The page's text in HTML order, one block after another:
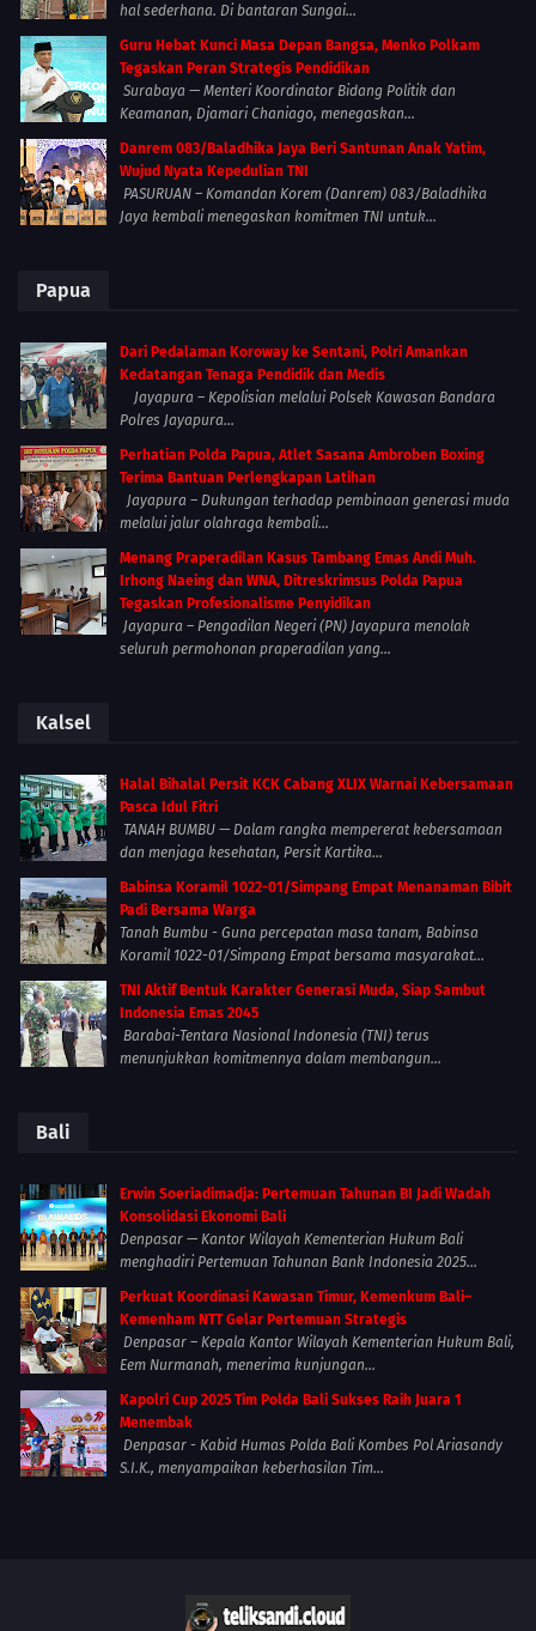
hal sederhana. Di bantaran Sungai...
Guru Hebat Kunci Masa Depan Bangsa, Menko Polkam
Tegaskan Peran Strategis Pendidikan
Surabaya — Menteri Koordinator Bidang Politik dan
Keamanan, Djamari Chaniago, menegaskan...
Danrem 083/Baladhika Jaya Beri Santunan Anak Yatim,
Wujud Nyata Kepedulian TNI
PASURUAN – Komandan Korem (Danrem) 083/Baladhika
Jaya kembali menegaskan komitmen TNI untuk...
Papua
Dari Pedalaman Koroway ke Sentani, Polri Amankan
Kedatangan Tenaga Pendidik dan Medis
Jayapura – Kepolisian melalui Polsek Kawasan Bandara
Polres Jayapura...
Perhatian Polda Papua, Atlet Sasana Ambroben Boxing
Terima Bantuan Perlengkapan Latihan
Jayapura – Dukungan terhadap pembinaan generasi muda
melalui jalur olahraga kembali...
Menang Praperadilan Kasus Tambang Emas Andi Muh.
Irhong Naeing dan WNA, Ditreskrimsus Polda Papua
Tegaskan Profesionalisme Penyidikan
Jayapura – Pengadilan Negeri (PN) Jayapura menolak
seluruh permohonan praperadilan yang...
Kalsel
Halal Bihalal Persit KCK Cabang XLIX Warnai Kebersamaan
Pasca Idul Fitri
TANAH BUMBU — Dalam rangka mempererat kebersamaan
dan menjaga kesehatan, Persit Kartika...
Babinsa Koramil 1022-01/Simpang Empat Menanaman Bibit
Padi Bersama Warga
Tanah Bumbu - Guna percepatan masa tanam, Babinsa
Koramil 1022-01/Simpang Empat bersama masyarakat...
TNI Aktif Bentuk Karakter Generasi Muda, Siap Sambut
Indonesia Emas 2045
Barabai-Tentara Nasional Indonesia (TNI) terus
menunjukkan komitmennya dalam membangun...
Bali
Erwin Soeriadimadja: Pertemuan Tahunan BI Jadi Wadah
Konsolidasi Ekonomi Bali
Denpasar — Kantor Wilayah Kementerian Hukum Bali
menghadiri Pertemuan Tahunan Bank Indonesia 2025...
Perkuat Koordinasi Kawasan Timur, Kemenkum Bali–
Kemenham NTT Gelar Pertemuan Strategis
Denpasar – Kepala Kantor Wilayah Kementerian Hukum Bali,
Eem Nurmanah, menerima kunjungan...
Kapolri Cup 2025 Tim Polda Bali Sukses Raih Juara 1
Menembak
Denpasar - Kabid Humas Polda Bali Kombes Pol Ariasandy
S.I.K., menyampaikan keberhasilan Tim...